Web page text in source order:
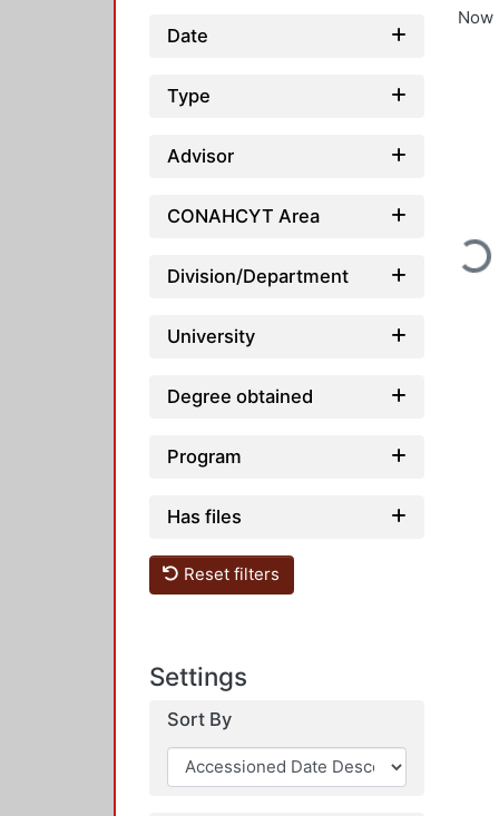
Date
Type
Advisor
CONAHCYT Area
Division/Department
University
Degree obtained
Program
Has files
Reset filters
Settings
Sort By